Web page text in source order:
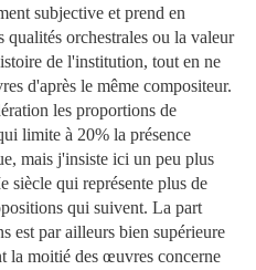
subjective et prend en
qualités orchestrales ou la valeur
de l'institution, tout en ne
d'après le même compositeur.
les proportions de
limite à 20% la présence
mais j'insiste ici un peu plus
qui représente plus de
qui suivent. La part
est par ailleurs bien supérieure
la moitié des œuvres concerne